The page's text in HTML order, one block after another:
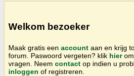
Welkom bezoeker
Maak gratis een account aan en krijg
forum. Paswoord vergeten? klik hierom
vragen. Neem contact op indien u
inloggen of registreren.